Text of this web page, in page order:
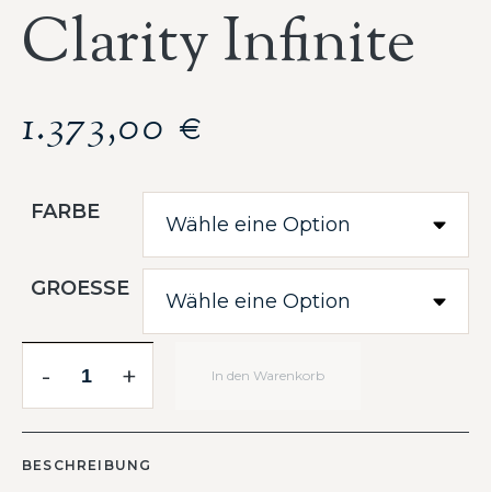
Clarity Infinite
1.373,00 €
FARBE
GROESSE
- + In den Warenkorb
BESCHREIBUNG